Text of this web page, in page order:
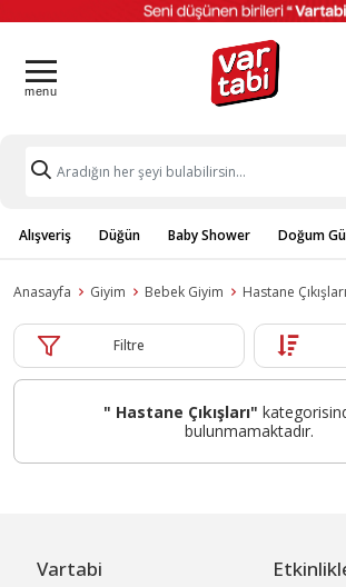
Alışveriş Düğün Baby Shower Doğum
Anasayfa Giyim Bebek Giyim Hastane Çıkışları
Filtre
" Hastane Çıkışları"
bulunmamaktadır.
Vartabi